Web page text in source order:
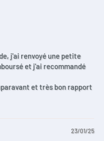
j'ai renvoyé une petite
et j'ai recommandé
et très bon rapport
23/01/25